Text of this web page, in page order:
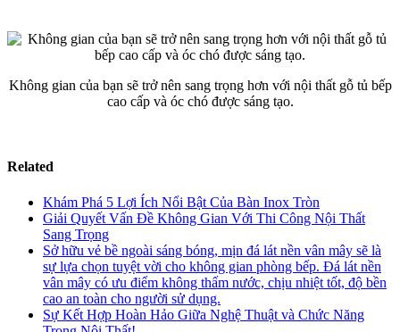
Không gian của bạn sẽ trở nên sang trọng hơn với nội thất gỗ tủ bếp
cao cấp và óc chó được sáng tạo.
Related
Khám Phá 5 Lợi Ích Nổi Bật Của Bàn Inox Tròn
Giải Quyết Vấn Đề Không Gian Với Thi Công Nội Thất
Sang Trọng
Sở hữu vẻ bề ngoài sáng bóng, mịn đá lát nền vân mây sẽ là
sự lựa chọn tuyệt vời cho không gian phòng bếp. Đá lát nền
vân mây có ưu điểm không thấm nước, chịu nhiệt tốt, độ bền
cao an toàn cho người sử dụng.
Sự Kết Hợp Hoàn Hảo Giữa Nghệ Thuật và Chức Năng